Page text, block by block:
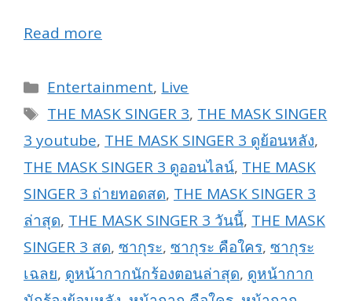
Read more
Categories
Entertainment, Live
Tags
THE MASK SINGER 3, THE MASK SINGER
3 youtube, THE MASK SINGER 3 ดูย้อนหลัง,
THE MASK SINGER 3 ดูออนไลน์, THE MASK
SINGER 3 ถ่ายทอดสด, THE MASK SINGER 3
ล่าสุด, THE MASK SINGER 3 วันนี้, THE MASK
SINGER 3 สด, ซากุระ, ซากุระ คือใคร, ซากุระ
เฉลย, ดูหน้ากากนักร้องตอนล่าสุด, ดูหน้ากาก